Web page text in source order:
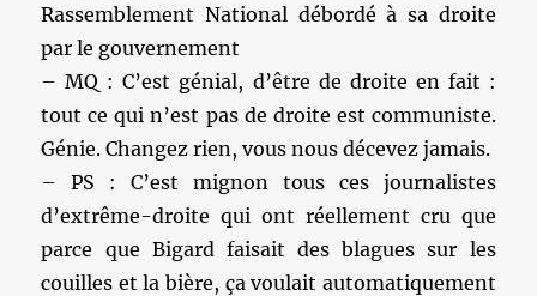
Rassemblement National débordé à sa droite
par le gouvernement
– MQ : C’est génial, d’être de droite en fait :
tout ce qui n’est pas de droite est communiste.
Génie. Changez rien, vous nous décevez jamais.
– PS : C’est mignon tous ces journalistes
d’extrême-droite qui ont réellement cru que
parce que Bigard faisait des blagues sur les
couilles et la bière, ça voulait automatiquement